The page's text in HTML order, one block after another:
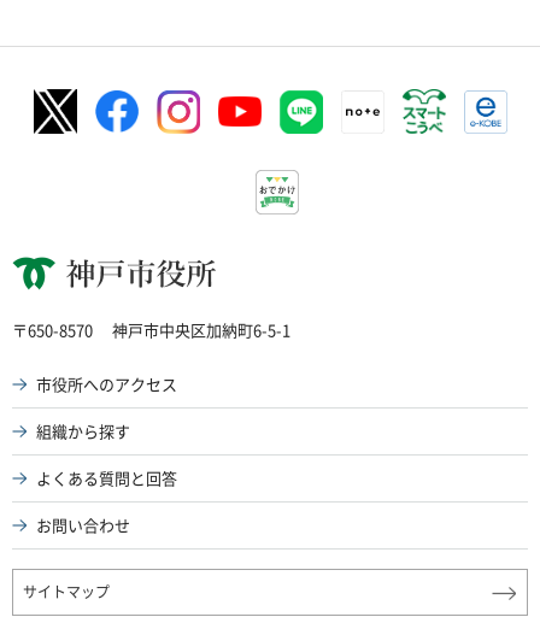
神戸市役所
〒650-8570 神戸市中央区加納町6-5-1
市役所へのアクセス
組織から探す
よくある質問と回答
お問い合わせ
サイトマップ